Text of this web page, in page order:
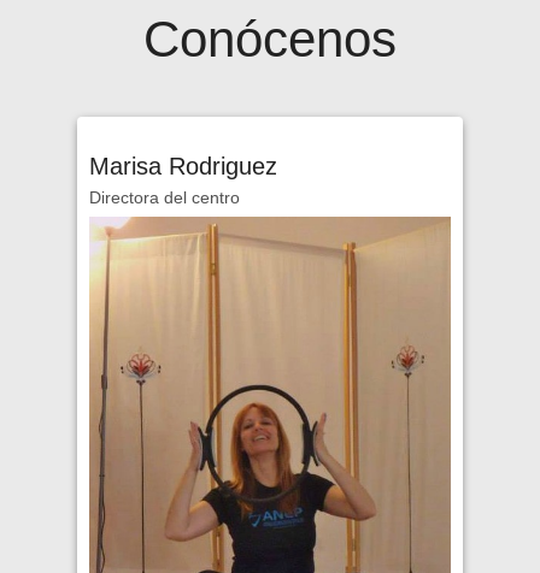
Conócenos
Marisa Rodriguez
Directora del centro